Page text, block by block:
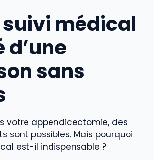
suivi médical
d’une
sans
votre appendicectomie, des
sont possibles. Mais pourquoi
est-il indispensable ?